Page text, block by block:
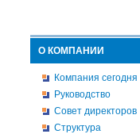
О КОМПАНИИ
Компания сегодня
Руководство
Совет директоров
Структура